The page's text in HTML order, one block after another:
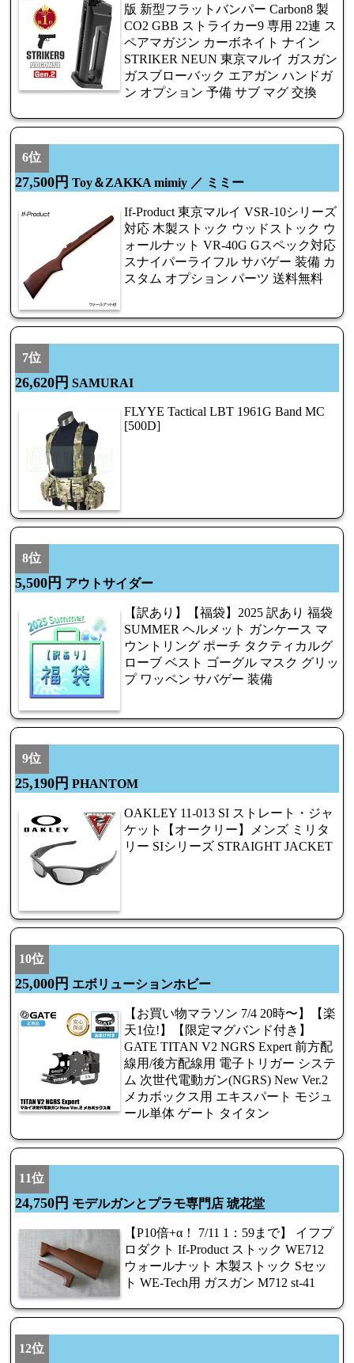
版 新型フラットバンパー Carbon8 製
CO2 GBB ストライカー9 専用 22連 ス
ペアマガジン カーボネイト ナイン
STRIKER NEUN 東京マルイ ガスガン
ガスブローバック エアガン ハンドガ
ン オプション 予備 サブ マグ 交換
6位
27,500円 Toy＆ZAKKA mimiy ／ ミミー
If-Product 東京マルイ VSR-10シリーズ
対応 木製ストック ウッドストック ウ
ォールナット VR-40G Gスペック対応
スナイパーライフル サバゲー 装備 カ
スタム オプション パーツ 送料無料
7位
26,620円 SAMURAI
FLYYE Tactical LBT 1961G Band MC
[500D]
8位
5,500円 アウトサイダー
【訳あり】【福袋】2025 訳あり 福袋
SUMMER ヘルメット ガンケース マ
ウントリング ポーチ タクティカルグ
ローブ ベスト ゴーグル マスク グリッ
プ ワッペン サバゲー 装備
9位
25,190円 PHANTOM
OAKLEY 11-013 SI ストレート・ジャ
ケット【オークリー】メンズ ミリタ
リー SIシリーズ STRAIGHT JACKET
10位
25,000円 エボリューションホビー
【お買い物マラソン 7/4 20時〜】【楽
天1位!】【限定マグバンド付き】
GATE TITAN V2 NGRS Expert 前方配
線用/後方配線用 電子トリガー システ
ム 次世代電動ガン(NGRS) New Ver.2
メカボックス用 エキスパート モジュ
ール単体 ゲート タイタン
11位
24,750円 モデルガンとプラモ専門店 琥花堂
【P10倍+α！ 7/11 1：59まで】 イフプ
ロダクト If-Product ストック WE712
ウォールナット 木製ストック Sセッ
ト WE-Tech用 ガスガン M712 st-41
12位